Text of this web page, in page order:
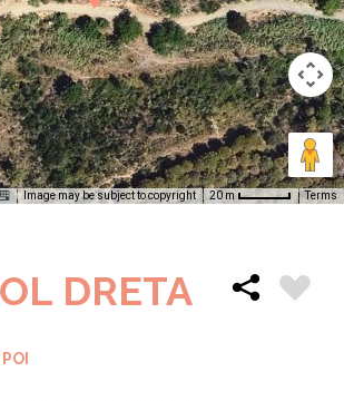
Image may be subject to copyright 20 m Terms
DRETA